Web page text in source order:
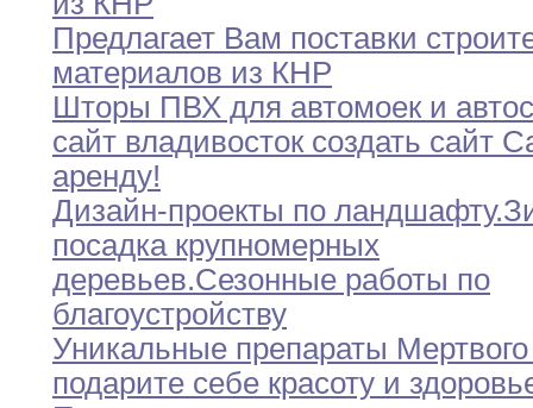
Предлагает Вам поставки
материалов из КНР
Шторы ПВХ для автомоек и
сайт владивосток создать сайт
аренду!
Дизайн-проекты по ландшафту.
посадка крупномерных
деревьев.Сезонные работы по
благоустройству
Уникальные препараты
подарите себе красоту и